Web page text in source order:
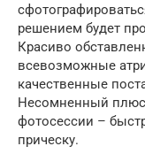
решением будет
Красиво
всевозможные
качественные
Несомненный плюс
фотосессии –
прическу.